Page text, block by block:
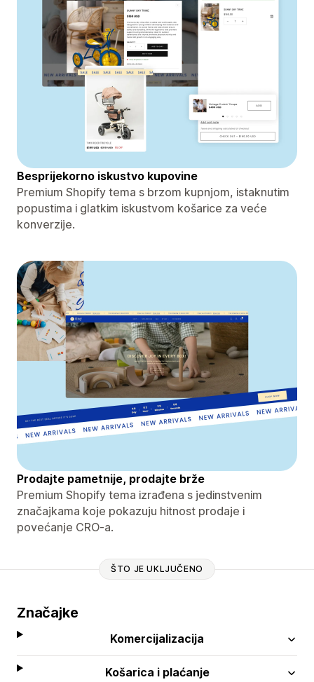
Besprijekorno iskustvo kupovine
Premium Shopify tema s brzom kupnjom, istaknutim
popustima i glatkim iskustvom košarice za veće
konverzije.
Prodajte pametnije, prodajte brže
Premium Shopify tema izrađena s jedinstvenim
značajkama koje pokazuju hitnost prodaje i
povećanje CRO-a.
ŠTO JE UKLJUČENO
Značajke
Komercijalizacija
Košarica i plaćanje